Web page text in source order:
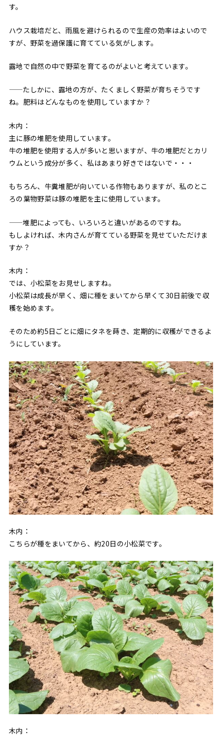
す。
ハウス栽培だと、雨風を避けられるので生産の効率はよいので
すが、野菜を過保護に育てている気がします。
露地で自然の中で野菜を育てるのがよいと考えています。
——たしかに、露地の方が、たくましく野菜が育ちそうです
ね。肥料はどんなものを使用していますか？
木内：
主に豚の堆肥を使用しています。
牛の堆肥を使用する人が多いと思いますが、牛の堆肥だとカリ
ウムという成分が多く、私はあまり好きではないで・・・
もちろん、牛糞堆肥が向いている作物もありますが、私のとこ
ろの葉物野菜は豚の堆肥を主に使用しています。
——堆肥によっても、いろいろと違いがあるのですね。
もしよければ、木内さんが育てている野菜を見せていただけま
すか？
木内：
では、小松菜をお見せしますね。
小松菜は成長が早く、畑に種をまいてから早くて30日前後で収
穫を始めます。
そのため約5日ごとに畑にタネを蒔き、定期的に収穫ができるよ
うにしています。
木内：
こちらが種をまいてから、約20日の小松菜です。
木内：